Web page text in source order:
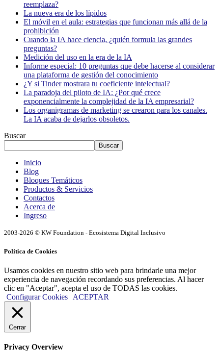
reemplaza?
La nueva era de los lípidos
El móvil en el aula: estrategias que funcionan más allá de la
prohibición
Cuando la IA hace ciencia, ¿quién formula las grandes
preguntas?
Medición del uso en la era de la IA
Informe especial: 10 preguntas que debe hacerse al considerar
una plataforma de gestión del conocimiento
¿Y si Tinder mostrara tu coeficiente intelectual?
La paradoja del piloto de IA: ¿Por qué crece
exponencialmente la complejidad de la IA empresarial?
Los organigramas de marketing se crearon para los canales.
La IA acaba de dejarlos obsoletos.
Buscar
Buscar
Inicio
Blog
Bloques Temáticos
Productos & Servicios
Contactos
Acerca de
Ingreso
2003-2026 © KW Foundation - Ecosistema Digital Inclusivo
Política de Cookies
Usamos cookies en nuestro sitio web para brindarle una mejor
experiencia de navegación recordando sus preferencias. Al hacer
clic en "Aceptar", acepta el uso de TODAS las cookies.
Configurar Cookies
ACEPTAR
Cerrar
Privacy Overview